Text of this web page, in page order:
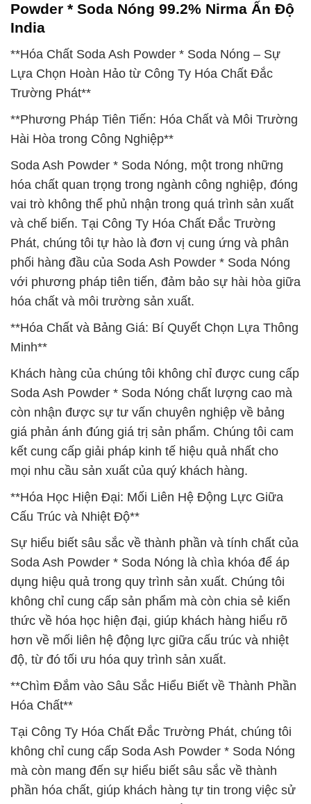
Powder * Soda Nóng 99.2% Nirma Ấn Độ
India
**Hóa Chất Soda Ash Powder * Soda Nóng – Sự
Lựa Chọn Hoàn Hảo từ Công Ty Hóa Chất Đắc
Trường Phát**
**Phương Pháp Tiên Tiến: Hóa Chất và Môi Trường
Hài Hòa trong Công Nghiệp**
Soda Ash Powder * Soda Nóng, một trong những
hóa chất quan trọng trong ngành công nghiệp, đóng
vai trò không thể phủ nhận trong quá trình sản xuất
và chế biến. Tại Công Ty Hóa Chất Đắc Trường
Phát, chúng tôi tự hào là đơn vị cung ứng và phân
phối hàng đầu của Soda Ash Powder * Soda Nóng
với phương pháp tiên tiến, đảm bảo sự hài hòa giữa
hóa chất và môi trường sản xuất.
**Hóa Chất và Bảng Giá: Bí Quyết Chọn Lựa Thông
Minh**
Khách hàng của chúng tôi không chỉ được cung cấp
Soda Ash Powder * Soda Nóng chất lượng cao mà
còn nhận được sự tư vấn chuyên nghiệp về bảng
giá phản ánh đúng giá trị sản phẩm. Chúng tôi cam
kết cung cấp giải pháp kinh tế hiệu quả nhất cho
mọi nhu cầu sản xuất của quý khách hàng.
**Hóa Học Hiện Đại: Mối Liên Hệ Động Lực Giữa
Cấu Trúc và Nhiệt Độ**
Sự hiểu biết sâu sắc về thành phần và tính chất của
Soda Ash Powder * Soda Nóng là chìa khóa để áp
dụng hiệu quả trong quy trình sản xuất. Chúng tôi
không chỉ cung cấp sản phẩm mà còn chia sẻ kiến
thức về hóa học hiện đại, giúp khách hàng hiểu rõ
hơn về mối liên hệ động lực giữa cấu trúc và nhiệt
độ, từ đó tối ưu hóa quy trình sản xuất.
**Chìm Đắm vào Sâu Sắc Hiểu Biết về Thành Phần
Hóa Chất**
Tại Công Ty Hóa Chất Đắc Trường Phát, chúng tôi
không chỉ cung cấp Soda Ash Powder * Soda Nóng
mà còn mang đến sự hiểu biết sâu sắc về thành
phần hóa chất, giúp khách hàng tự tin trong việc sử